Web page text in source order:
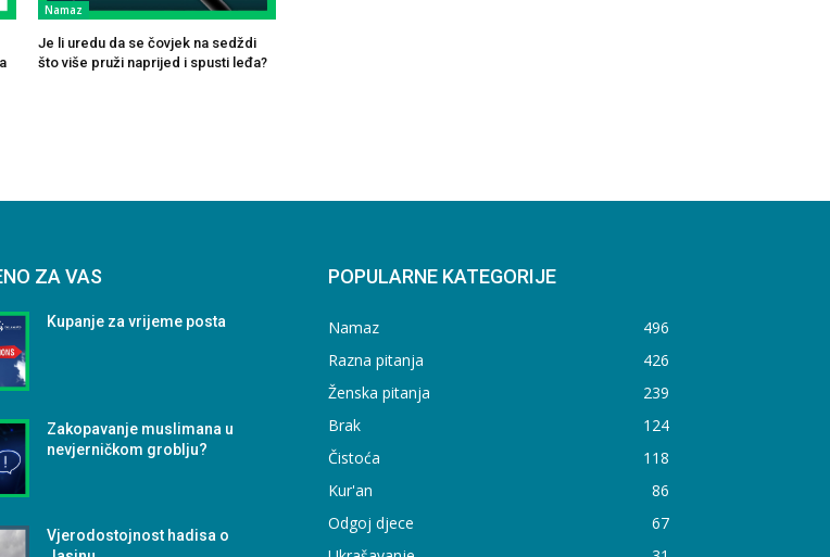
Namaz
Je li uredu da se čovjek na sedždi
što više pruži naprijed i spusti leđa?
ZA VAS
Kupanje za vrijeme posta
Zakopavanje muslimana u
nevjerničkom groblju?
Vjerodostojnost hadisa o
POPULARNE KATEGORIJE
Namaz
496
Razna pitanja
426
Ženska pitanja
239
Brak
124
Čistoća
118
Kur'an
86
Odgoj djece
67